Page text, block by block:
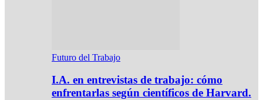
Futuro del Trabajo
I.A. en entrevistas de trabajo: cómo
enfrentarlas según científicos de Harvard.